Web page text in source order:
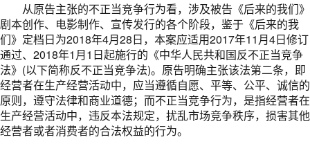
从原告主张的不正当竞争行为看，涉及被告《后来的我们》
剧本创作、电影制作、宣传发行的各个阶段，鉴于《后来的我
们》定档日为2018年4月28日，本案应适用2017年11月4日修订
通过、2018年1月1日起施行的《中华人民共和国反不正当竞争
法》(以下简称反不正当竞争法)。原告明确主张该法第二条，即
经营者在生产经营活动中，应当遵循自愿、平等、公平、诚信的
原则，遵守法律和商业道德；而不正当竞争行为，是指经营者在
生产经营活动中，违反本法规定，扰乱市场竞争秩序，损害其他
经营者或者消费者的合法权益的行为。